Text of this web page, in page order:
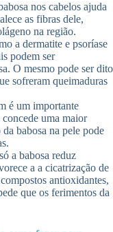
nos cabelos ajuda
as fibras dele,
na região.
a dermatite e psoríase
podem ser
O mesmo pode ser dito
sofreram queimaduras
é um importante
uma maior
babosa na pele pode
a babosa reduz
a a cicatrização de
antioxidantes,
que os ferimentos da